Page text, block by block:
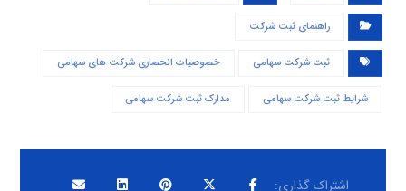
راهنمای ثبت شرکت
ثبت شرکت سهامی خصوصیات انحصاری شرکت های سهامی
شرایط ثبت شرکت سهامی مدارک ثبت شرکت سهامی